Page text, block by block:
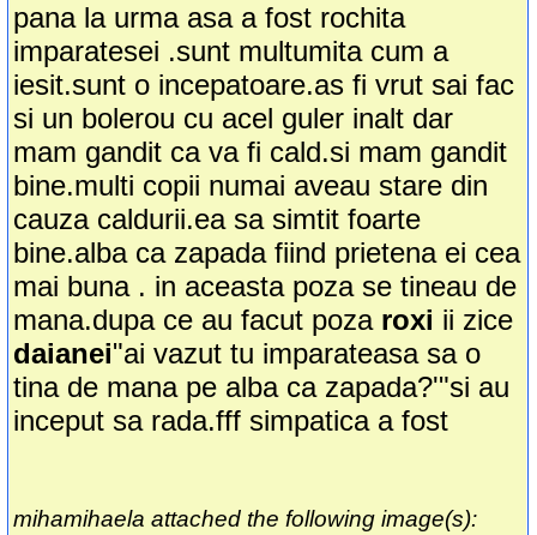
pana la urma asa a fost rochita
imparatesei .sunt multumita cum a
iesit.sunt o incepatoare.as fi vrut sai fac
si un bolerou cu acel guler inalt dar
mam gandit ca va fi cald.si mam gandit
bine.multi copii numai aveau stare din
cauza caldurii.ea sa simtit foarte
bine.alba ca zapada fiind prietena ei cea
mai buna . in aceasta poza se tineau de
mana.dupa ce au facut poza roxi ii zice
daianei"ai vazut tu imparateasa sa o
tina de mana pe alba ca zapada?'"si au
inceput sa rada.fff simpatica a fost
mihamihaela attached the following image(s):